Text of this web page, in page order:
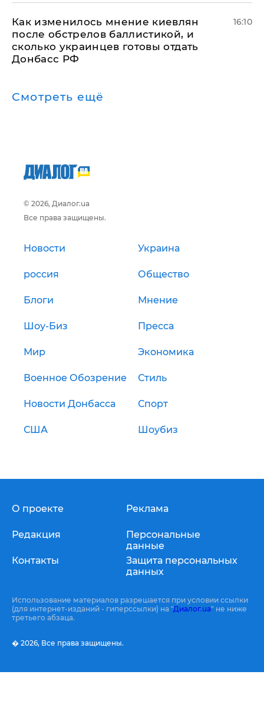
Как изменилось мнение киевлян
после обстрелов баллистикой, и
сколько украинцев готовы отдать
Донбасс РФ
16:10
Смотреть ещё
© 2026, Диалог.ua
Все права защищены.
Новости Украина
россия Общество
Блоги Мнение
Шоу-Биз Пресса
Мир Экономика
Военное Обозрение Стиль
Новости Донбасса Спорт
США Шоубиз
О проекте
Редакция
Контакты
Реклама
Персональные
данные
Защита персональных
данных
Использование материалов разрешается при условии ссылки
(для интернет-изданий - гиперссылки) на "Диалог.ua" не ниже
третьего абзаца.
� 2026, Все права защищены.